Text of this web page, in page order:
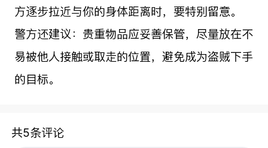
方逐步拉近与你的身体距离时，要特别留意。
警方还建议：贵重物品应妥善保管，尽量放在不
易被他人接触或取走的位置，避免成为盗贼下手
的目标。
共5条评论